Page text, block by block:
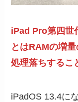
iPad Pro第四世
とはRAMの増
処理落ちするこ
iPadOS 13.4に